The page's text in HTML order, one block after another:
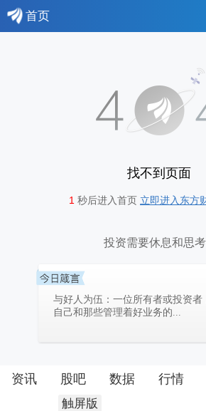
首页
找不到页面
1 秒后进入首页 立即进入东方
投资需要休息和思
与好人为伍：一位所有者或投资者
自己和那些管理着好业务的...
资讯 股吧 数据 行情
触屏版